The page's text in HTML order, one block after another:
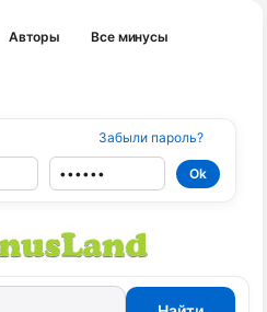
Авторы Все минусы
Забыли пароль?